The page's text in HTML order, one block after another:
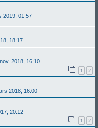
2019, 01:57
18:17
2018, 16:10
1 2
2018, 16:00
20:12
1 2